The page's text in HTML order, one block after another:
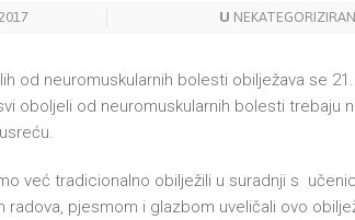
U
od neuromuskularnih bolesti obilježava se
oboljeli od neuromuskularnih bolesti trebaju
već tradicionalno obilježili u suradnji s
radova, pjesmom i glazbom uveličali ovo